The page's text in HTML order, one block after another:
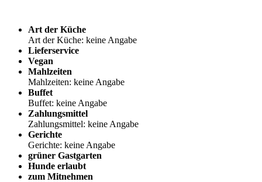
Art der Küche
Art der Küche: keine Angabe
Lieferservice
Vegan
Mahlzeiten
Mahlzeiten: keine Angabe
Buffet
Buffet: keine Angabe
Zahlungsmittel
Zahlungsmittel: keine Angabe
Gerichte
Gerichte: keine Angabe
grüner Gastgarten
Hunde erlaubt
zum Mitnehmen